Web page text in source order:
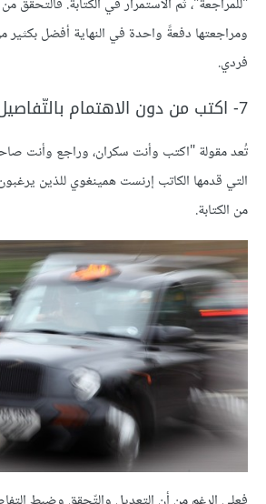
"للمراجعة"، ثم الاستمرار في الكتابة. فالتحقق
ومراجعتها دفعةً واحدة في النهاية أفضل بكثير
فردي.
7- اكتب من دون الاهتمام بالتّفاصيل ودقّق لاحقًا
تُعد مقولة "اكتب وأنت سكران، وراجع وأنت
التي قدمها الكاتب إرنست همينغوي للذين
من الكتابة.